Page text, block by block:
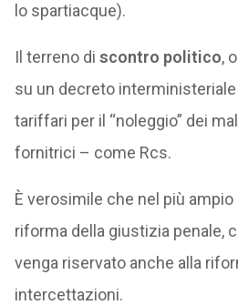
lo spartiacque).
Il terreno di scontro politico,
su un decreto
tariffari per il “noleggio” dei
fornitrici – come Rcs.
È verosimile che nel più
riforma della giustizia penale,
venga riservato anche alla
intercettazioni.